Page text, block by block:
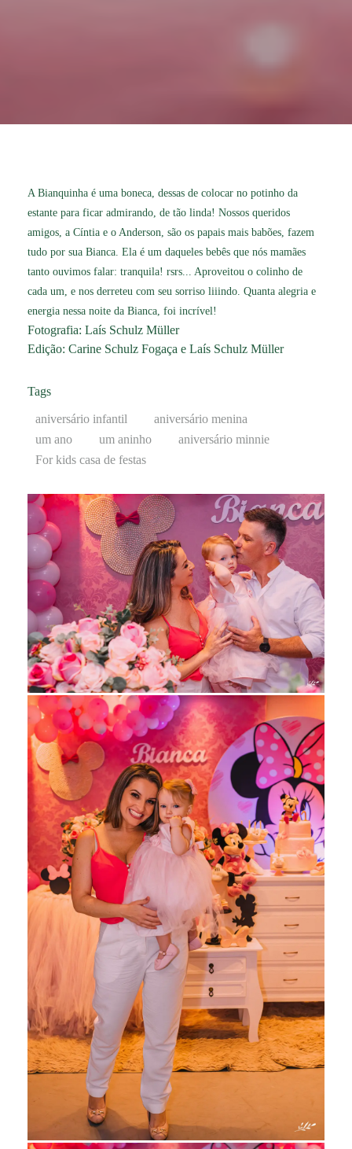
A Bianquinha é uma boneca, dessas de colocar no potinho da
estante para ficar admirando, de tão linda! Nossos queridos
amigos, a Cíntia e o Anderson, são os papais mais babões, fazem
tudo por sua Bianca. Ela é um daqueles bebês que nós mamães
tanto ouvimos falar: tranquila! rsrs... Aproveitou o colinho de
cada um, e nos derreteu com seu sorriso liiindo. Quanta alegria e
energia nessa noite da Bianca, foi incrível!
Fotografia: Laís Schulz Müller
Edição: Carine Schulz Fogaça e Laís Schulz Müller
Tags
aniversário infantil
aniversário menina
um ano
um aninho
aniversário minnie
For kids casa de festas